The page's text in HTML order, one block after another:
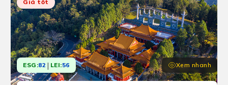
Giá tốt
ESG:82 | LEI:56 Xem nhanh